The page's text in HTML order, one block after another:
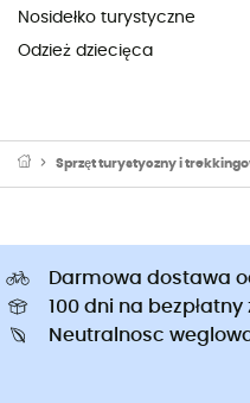
Nosidełko turystyczne
Odzież dziecięca
Sprzęt turystyczny i
Darmowa dostawa
100 dni na bezpłatny
Neutralnosc